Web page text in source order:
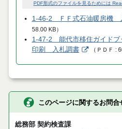
PDF形式のファイルを見るためには
1-46-2 ＦＦ式石油暖房機
58.00 KB）
1-47-2 能代市移住ガイド
印刷 入札調書
（ ＰＤＦ
このページに関するお問合
総務部 契約検査課